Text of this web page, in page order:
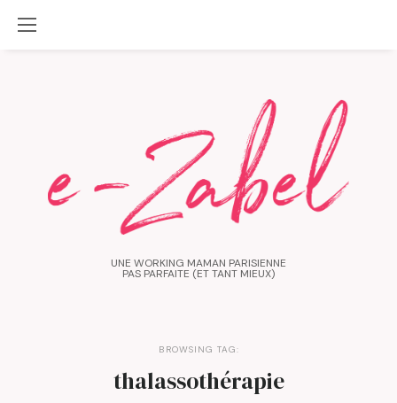
UNE WORKING MAMAN PARISIENNE
PAS PARFAITE (ET TANT MIEUX)
BROWSING TAG:
thalassothérapie